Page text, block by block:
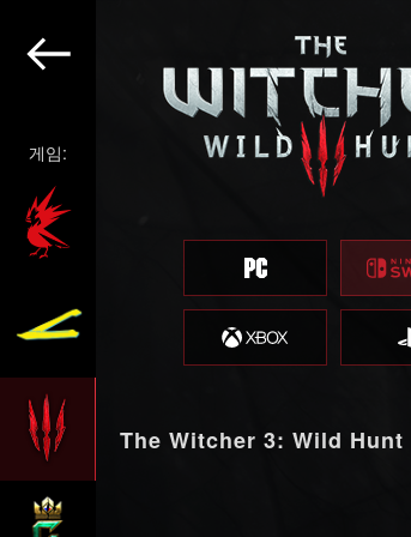
게임:
The Witcher 3: Wild Hunt